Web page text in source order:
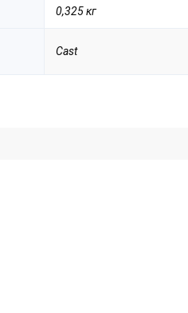
0,325 кг
Cast